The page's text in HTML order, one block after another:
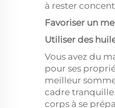
à rester
Favoriser un
Utiliser des
Vous avez du
pour ses
meilleur
cadre
corps à se